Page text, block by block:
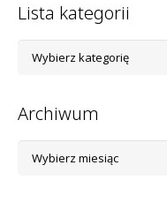
Lista kategorii
kategorii
Archiwum